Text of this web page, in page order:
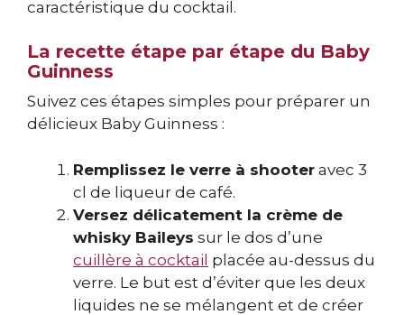
caractéristique du cocktail.
La recette étape par étape du Baby
Guinness
Suivez ces étapes simples pour préparer un
délicieux Baby Guinness :
Remplissez le verre à shooter avec 3
cl de liqueur de café.
Versez délicatement la crème de
whisky Baileys sur le dos d’une
cuillère à cocktail placée au-dessus du
verre. Le but est d’éviter que les deux
liquides ne se mélangent et de créer